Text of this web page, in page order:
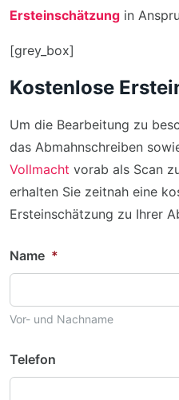
Ersteinschätzung in
[grey_box]
Kostenlose
Um die Bearbeitung zu
das Abmahnschreiben
Vollmacht vorab als Scan
erhalten Sie zeitnah eine
Ersteinschätzung zu Ihrer
Name *
Vor- und Nachname
Telefon